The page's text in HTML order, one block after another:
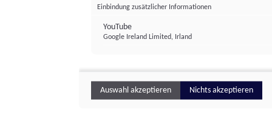
Einbindung zusätzlicher Informationen
YouTube
Google Ireland Limited, Irland
Auswahl akzeptieren Nichts akzeptieren